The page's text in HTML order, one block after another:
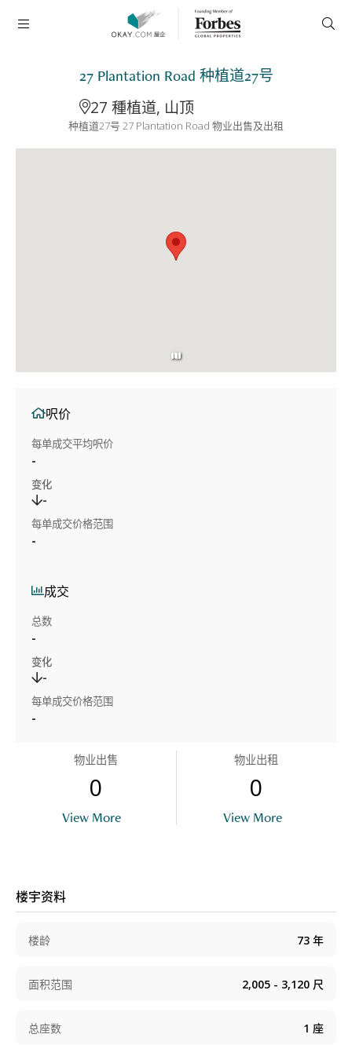
27 Plantation Road 种植道27号
27 種植道, 山顶
种植道27号 27 Plantation Road 物业出售及出租
呎价
每单成交平均呎价
-
变化
-
每单成交价格范围
-
成交
总数
-
变化
-
每单成交价格范围
-
物业出售
0
View More
物业出租
0
View More
楼宇资料
楼龄 73 年
面积范围 2,005 - 3,120 尺
总座数 1 座